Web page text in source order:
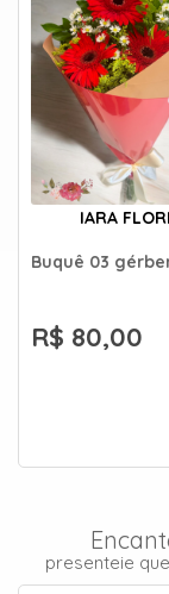
IARA
Buquê 03
R$ 80,00
presenteie